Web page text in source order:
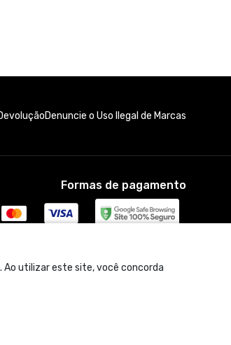
Ao utilizar este site, você concorda
Denuncie o Uso Ilegal de Marcas
Formas de pagamento